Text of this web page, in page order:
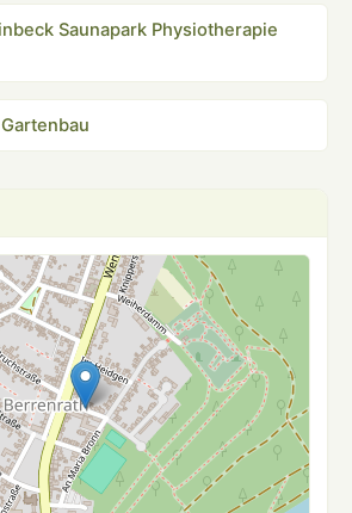
Saunapark Physiotherapie